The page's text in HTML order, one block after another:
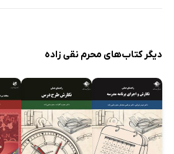
دیگر کتاب‌های محرم نقی زاده